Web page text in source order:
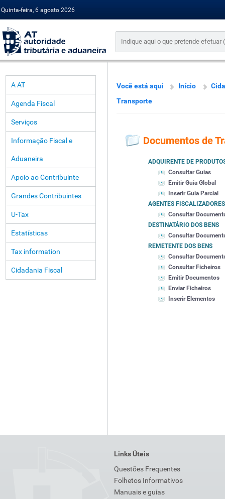
Quinta-feira, 6 agosto 2026
A AT
Agenda Fiscal
Serviços
Informação Fiscal e
Aduaneira
Apoio ao Contribuinte
Grandes Contribuintes
U-Tax
Estatísticas
Tax information
Cidadania Fiscal
Você está aqui Início
Transporte
Documentos de
ADQUIRENTE DE
Consultar Guias
Emitir Guia Global
Inserir Guia Parcial
AGENTES FISCALIZADORES
Consultar
DESTINATÁRIO DOS BENS
Consultar
REMETENTE DOS BENS
Consultar
Consultar Ficheiros
Emitir Documentos
Enviar Ficheiros
Inserir Elementos
Links Úteis
Questões Frequentes
Folhetos Informativos
Manuais e guias